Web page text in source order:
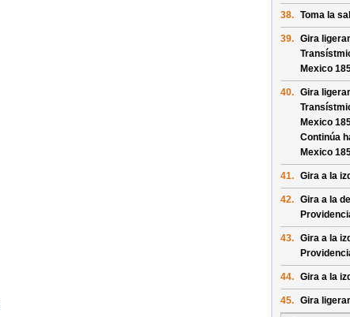
38. Toma la
39. Gira
Mexico
40. Gira
Mexico
Continúa
Mexico
41. Gira a la
42. Gira a la
43. Gira a la
44. Gira a la
45. Gira